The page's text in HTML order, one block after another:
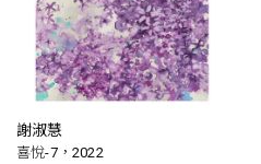
謝淑慧
喜悅-7，2022